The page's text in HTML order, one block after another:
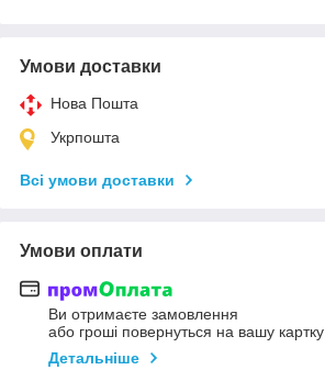
Умови доставки
Нова Пошта
Укрпошта
Всі умови доставки
Умови оплати
Ви отримаєте замовлення
або гроші повернуться на вашу картку
Детальніше